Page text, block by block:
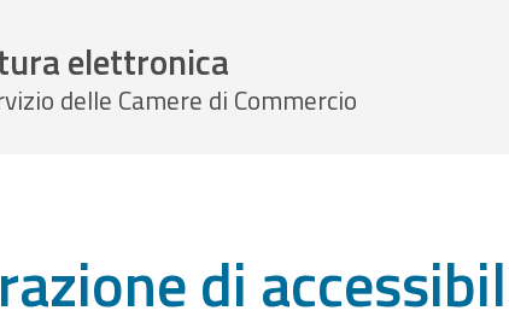
elettronica
delle Camere di Commercio
di